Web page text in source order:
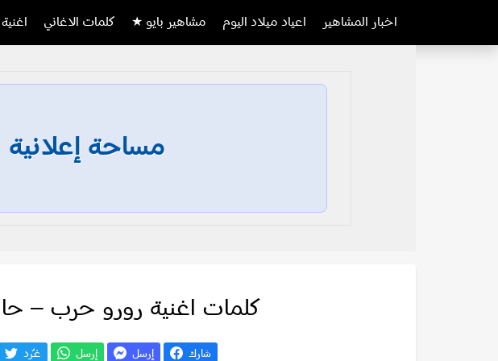
اخبار المشاهير اعياد ميلاد اليوم مشاهير بايو ★ كلمات الاغاني
مساحة إعلانية
كلمات اغنية رورو حرب –
شارك إرسل إرسل غـّرد